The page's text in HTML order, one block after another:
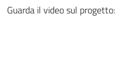
Guarda il video sul progetto: